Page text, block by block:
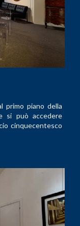
primo piano della
si può accedere
cinquecentesco